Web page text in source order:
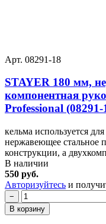
Арт. 08291-18
STAYER 180 мм,
компонентная
Professional (08291-
кельма используется
нержавеющее стальное
конструкции, а
В наличии
550 руб.
Авторизуйтесь и
−
В корзину